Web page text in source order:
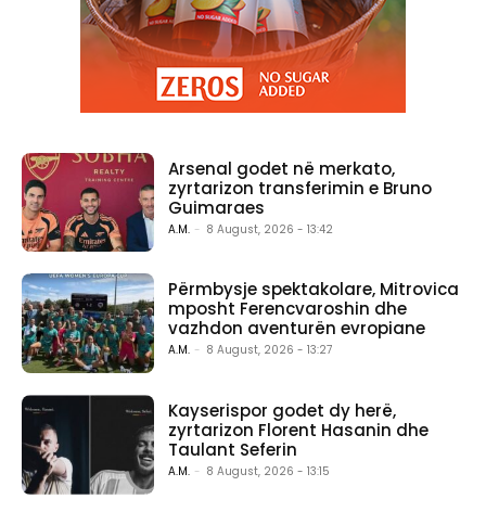
Arsenal godet në merkato,
zyrtarizon transferimin e Bruno
Guimaraes
A.M. - 8 August, 2026 - 13:42
Përmbysje spektakolare, Mitrovica
mposht Ferencvaroshin dhe
vazhdon aventurën evropiane
A.M. - 8 August, 2026 - 13:27
Kayserispor godet dy herë,
zyrtarizon Florent Hasanin dhe
Taulant Seferin
A.M. - 8 August, 2026 - 13:15